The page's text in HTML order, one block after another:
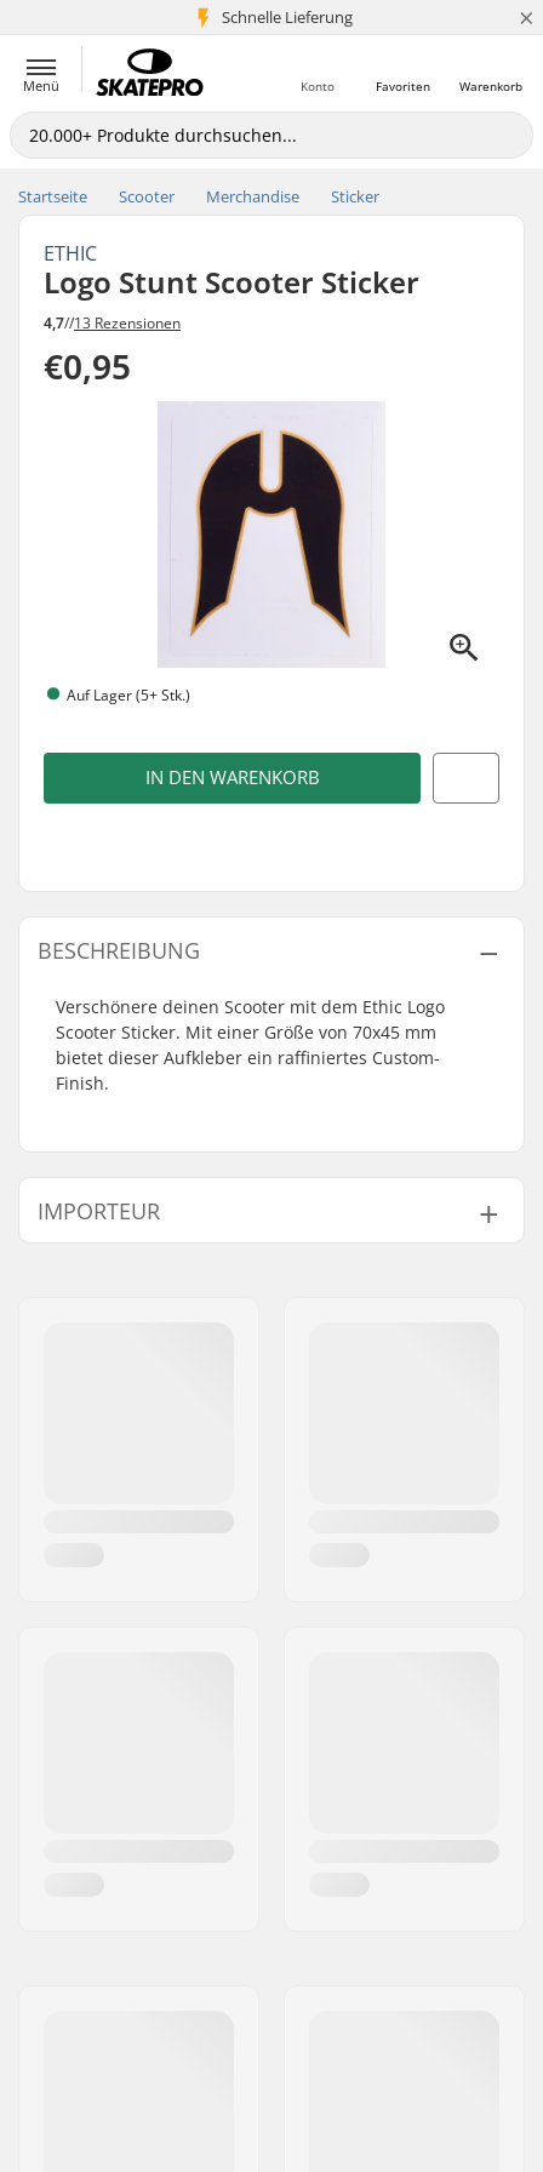
Schnelle Lieferung
5+ Mio. Kunden ×
Menü Warenkorb
Favoriten
Konto
Startseite Scooter Merchandise Sticker
ETHIC
Logo Stunt Scooter Sticker
4,7//13 Rezensionen
€0,95
Auf Lager (5+ Stk.)
IN DEN WARENKORB
BESCHREIBUNG
Verschönere deinen Scooter mit dem Ethic Logo
Scooter Sticker. Mit einer Größe von 70x45 mm
bietet dieser Aufkleber ein raffiniertes Custom-
Finish.
IMPORTEUR